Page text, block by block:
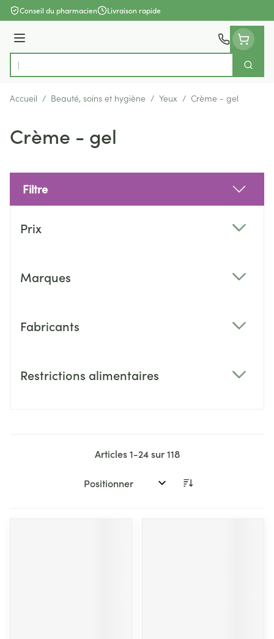
Aller au contenu
Conseil du pharmacien Livraison rapide
Menu
Rechercher
Accueil / Beauté, soins et hygiène / Yeux / Crème - gel
Crème - gel
Filtre
Prix
Marques
Fabricants
Restrictions alimentaires
Articles1-24sur118
Trier par: